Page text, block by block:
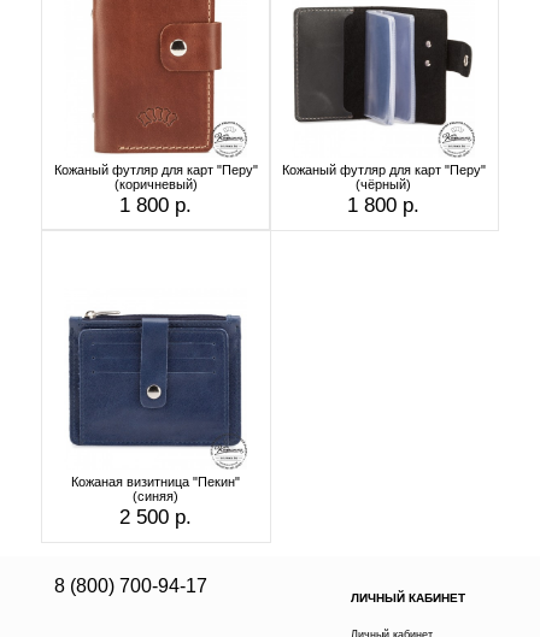
Кожаный футляр для карт "Перу"
(коричневый)
1 800 р.
Кожаный футляр для карт "Перу"
(чёрный)
1 800 р.
Кожаная визитница "Пекин"
(синяя)
2 500 р.
8 (800) 700-94-17
ЛИЧНЫЙ КАБИНЕТ